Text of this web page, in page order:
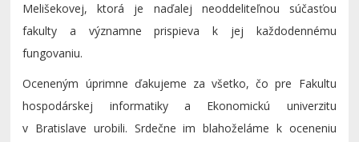
Melišekovej, ktorá je naďalej neoddeliteľnou súčasťou
fakulty a významne prispieva k jej každodennému
fungovaniu.
Oceneným úprimne ďakujeme za všetko, čo pre Fakultu
hospodárskej informatiky a Ekonomickú univerzitu
v Bratislave urobili. Srdečne im blahoželáme k oceneniu